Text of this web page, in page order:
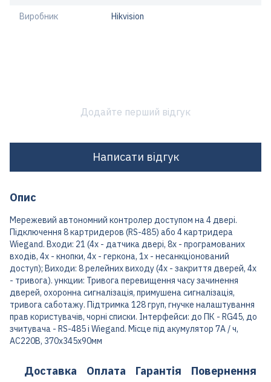
Виробник Hikvision
Додайте перший відгук
Написати відгук
Опис
Мережевий автономний контролер доступом на 4 двері.
Підключення 8 картридеров (RS-485) або 4 картридера
Wiegand. Входи: 21 (4x - датчика двері, 8х - програмованих
входів, 4х - кнопки, 4х - геркона, 1х - несанкціонований
доступ); Виходи: 8 релейних виходу (4х - закриття дверей, 4х
- тривога). ункции: Тривога перевищення часу зачинення
дверей, охоронна сигналізація, примушена сигналізація,
тривога саботажу. Підтримка 128 груп, гнучке налаштування
прав користувачів, чорні списки. Інтерфейси: до ПК - RG45, до
зчитувача - RS-485 і Wiegand. Місце під акумулятор 7А / ч,
AC220В, 370х345х90мм
Доставка Оплата Гарантія Повернення